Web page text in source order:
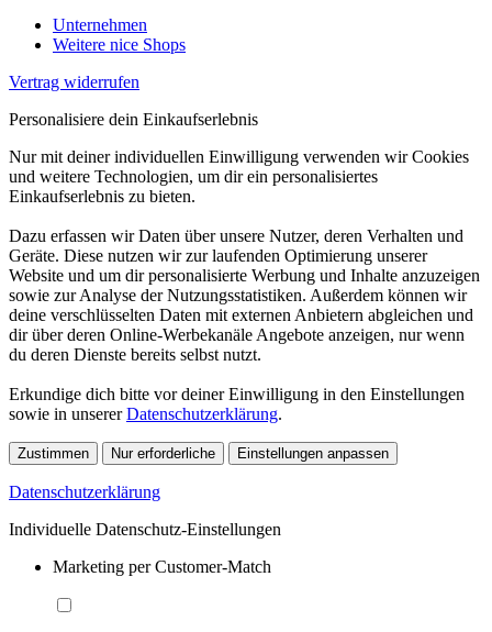
Unternehmen
Weitere nice Shops
Vertrag widerrufen
Personalisiere dein Einkaufserlebnis
Nur mit deiner individuellen Einwilligung verwenden wir Cookies
und weitere Technologien, um dir ein personalisiertes
Einkaufserlebnis zu bieten.
Dazu erfassen wir Daten über unsere Nutzer, deren Verhalten und
Geräte. Diese nutzen wir zur laufenden Optimierung unserer
Website und um dir personalisierte Werbung und Inhalte anzuzeigen
sowie zur Analyse der Nutzungsstatistiken. Außerdem können wir
deine verschlüsselten Daten mit externen Anbietern abgleichen und
dir über deren Online-Werbekanäle Angebote anzeigen, nur wenn
du deren Dienste bereits selbst nutzt.
Erkundige dich bitte vor deiner Einwilligung in den Einstellungen
sowie in unsererDatenschutzerklärung.
Zustimmen Nur erforderliche Einstellungen anpassen
Datenschutzerklärung
Individuelle Datenschutz-Einstellungen
Marketing per Customer-Match